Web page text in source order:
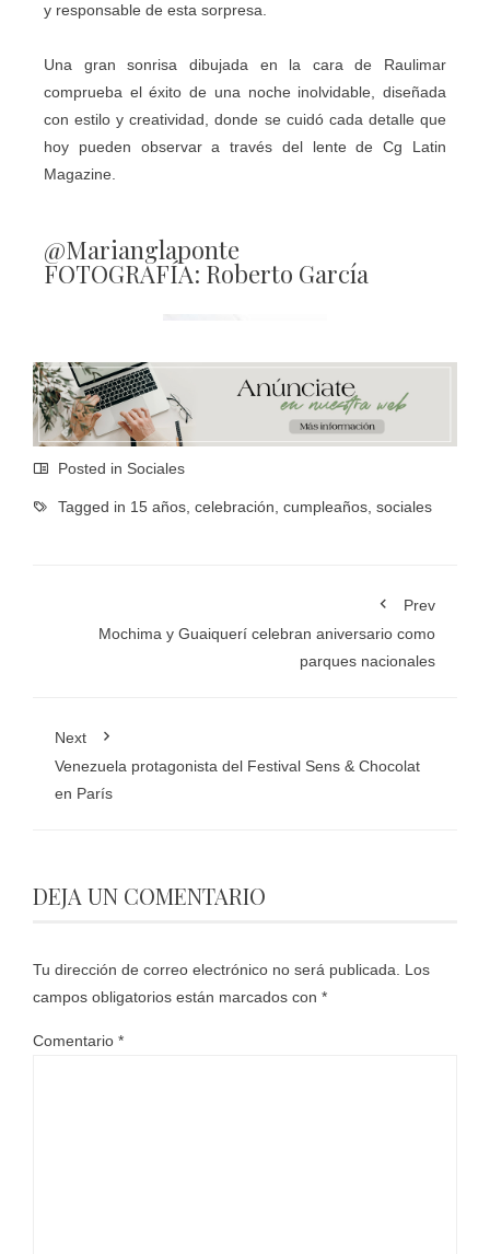
y responsable de esta sorpresa.
Una gran sonrisa dibujada en la cara de Raulimar
comprueba el éxito de una noche inolvidable, diseñada
con estilo y creatividad, donde se cuidó cada detalle que
hoy pueden observar a través del lente de Cg Latin
Magazine.
@Marianglaponte
FOTOGRAFÍA: Roberto García
Posted in Sociales
Tagged in 15 años celebración cumpleaños sociales
Prev
Mochima y Guaiquerí celebran aniversario como
parques nacionales
Next
Venezuela protagonista del Festival Sens & Chocolat
en París
DEJA UN COMENTARIO
Tu dirección de correo electrónico no será publicada.
Los
campos obligatorios están marcados con *
Comentario *